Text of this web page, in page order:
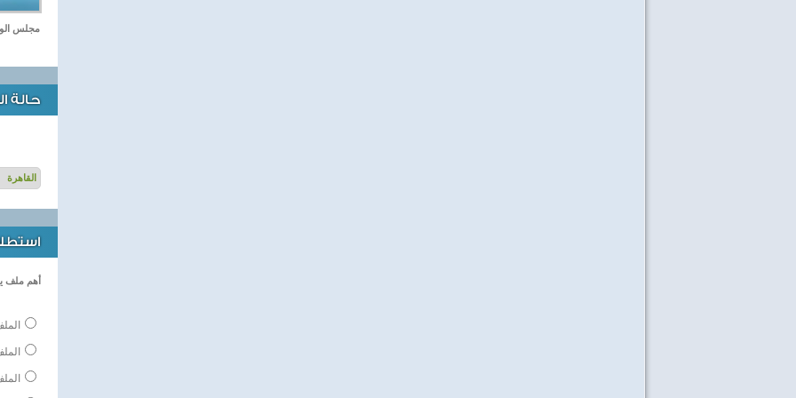
مجلس
حالة
أهم ملف